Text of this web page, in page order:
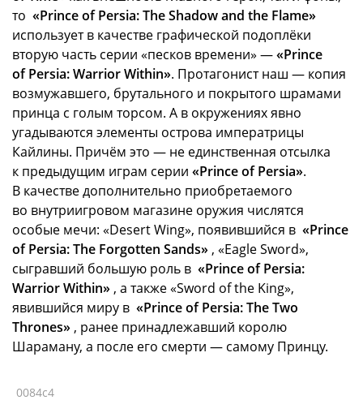
то «Prince of Persia: The Shadow and the Flame»
использует в качестве графической подоплёки
вторую часть серии «песков времени» —«Prince
of Persia: Warrior Within». Протагонист наш — копия
возмужавшего, брутального и покрытого шрамами
принца с голым торсом. А в окружениях явно
угадываются элементы острова императрицы
Кайлины. Причём это — не единственная отсылка
к предыдущим играм серии «Prince of Persia».
В качестве дополнительно приобретаемого
во внутриигровом магазине оружия числятся
особые мечи: «Desert Wing», появившийся в «Prince
of Persia: The Forgotten Sands» , «Eagle Sword»,
сыгравший большую роль в «Prince of Persia:
Warrior Within» , а также «Sword of the King»,
явившийся миру в «Prince of Persia: The Two
Thrones» , ранее принадлежавший королю
Шараману, а после его смерти — самому Принцу.
0084c4